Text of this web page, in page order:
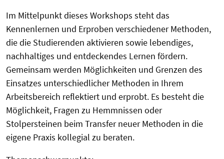
Im Mittelpunkt dieses Workshops steht das
Kennenlernen und Erproben verschiedener Methoden,
die die Studierenden aktivieren sowie lebendiges,
nachhaltiges und entdeckendes Lernen fördern.
Gemeinsam werden Möglichkeiten und Grenzen des
Einsatzes unterschiedlicher Methoden in Ihrem
Arbeitsbereich reflektiert und erprobt. Es besteht die
Möglichkeit, Fragen zu Hemmnissen oder
Stolpersteinen beim Transfer neuer Methoden in die
eigene Praxis kollegial zu beraten.